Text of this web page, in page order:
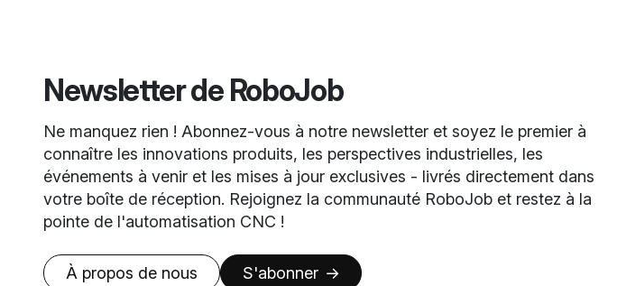
Newsletter de RoboJob
Ne manquez rien ! Abonnez-vous à notre newsletter et soyez le premier à
connaître les innovations produits, les perspectives industrielles, les
événements à venir et les mises à jour exclusives - livrés directement dans
votre boîte de réception. Rejoignez la communauté RoboJob et restez à la
pointe de l'automatisation CNC !
À propos de nous S'abonner